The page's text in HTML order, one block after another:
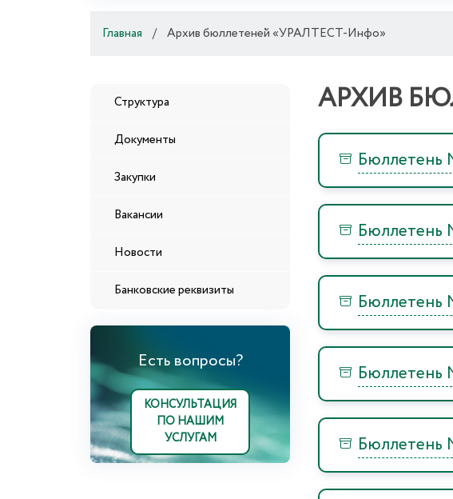
Главная / Архив бюллетеней «УРАЛТЕСТ-Инфо»
Структура
Документы
Закупки
Вакансии
Новости
Банковские реквизиты
Есть вопросы?
КОНСУЛЬТАЦИЯ
ПО НАШИМ
УСЛУГАМ
АРХИВ